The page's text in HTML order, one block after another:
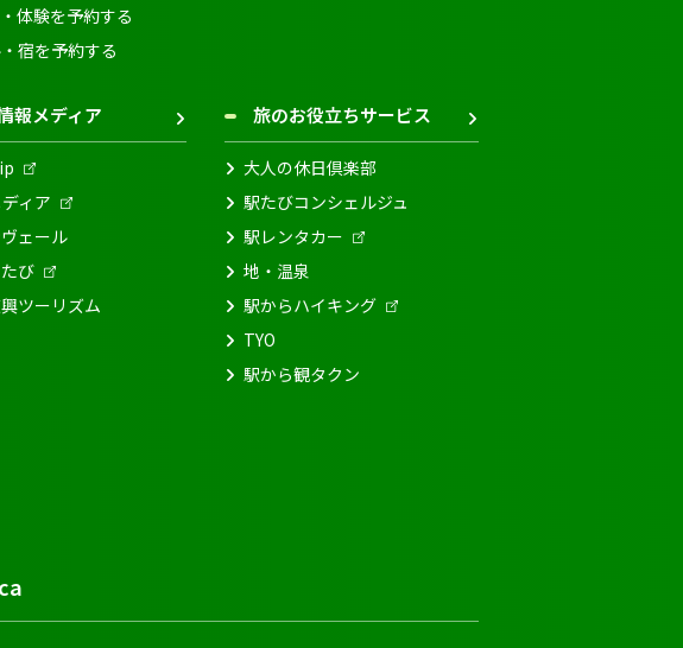
体験を予約する
宿を予約する
報メディア
ィア
ェール
び
ツーリズム
旅のお役立ちサービス
大人の休日倶楽部
駅たびコンシェルジュ
駅レンタカー
地・温泉
駅からハイキング
TYO
駅から観タクン